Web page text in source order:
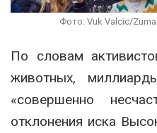
Фото: Vuk Valcic/
По словам
животных,
«совершенно
отклонения иска